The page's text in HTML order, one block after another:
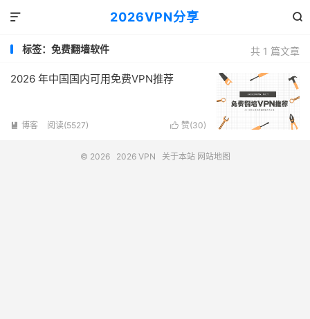
2026VPN分享 

共 1 篇文章
标签：免费翻墙软件
2026 年中国国内可用免费VPN推荐
 赞(30)
 博客 阅读(5527)
© 2026 2026 VPN 关于本站 网站地图